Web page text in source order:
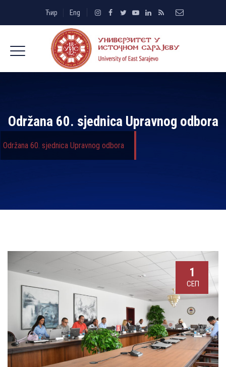
Ћир Eng
Održana 60. sjednica Upravnog odbora
Održana 60. sjednica Upravnog odbora
1
СЕП